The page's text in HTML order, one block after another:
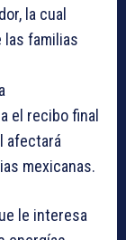
la cual
las familias
el recibo final
afectará
mexicanas.
le interesa